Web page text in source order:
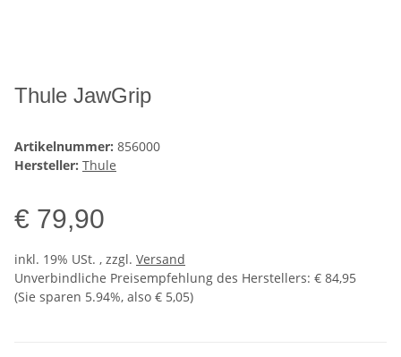
Thule JawGrip
Artikelnummer: 856000
Hersteller: Thule
€ 79,90
inkl. 19% USt. , zzgl. Versand
Unverbindliche Preisempfehlung des Herstellers: € 84,95
(Sie sparen 5.94%, also € 5,05)